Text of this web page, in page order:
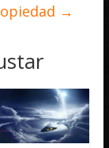
→